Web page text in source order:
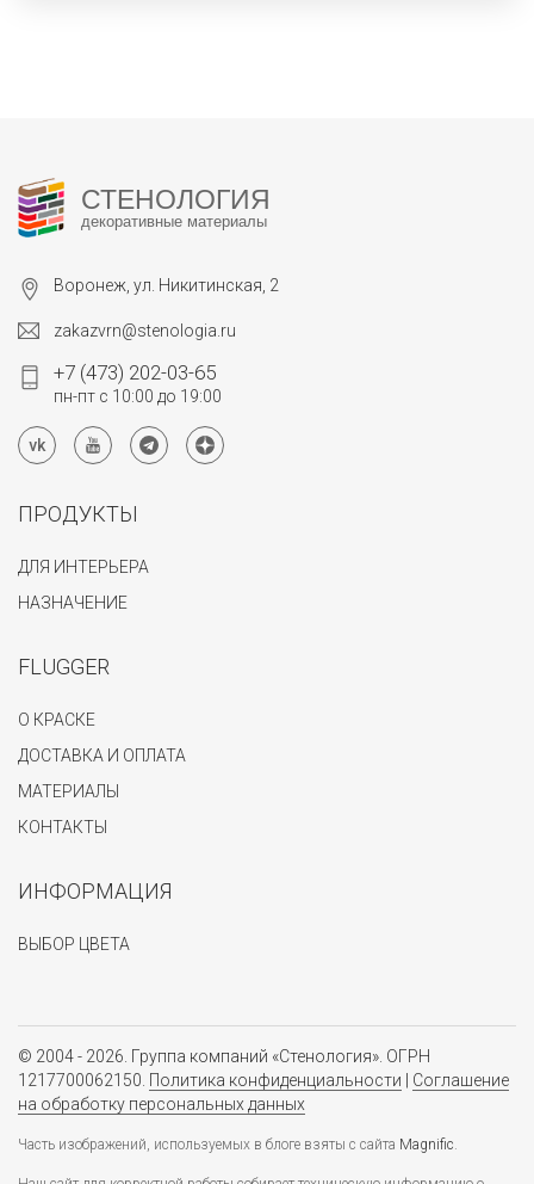
СТЕНОЛОГИЯ
декоративные материалы
Воронеж, ул. Никитинская, 2
zakazvrn@stenologia.ru
+7 (473) 202-03-65
пн-пт с 10:00 до 19:00
ПРОДУКТЫ
ДЛЯ ИНТЕРЬЕРА
НАЗНАЧЕНИЕ
FLUGGER
О КРАСКЕ
ДОСТАВКА И ОПЛАТА
МАТЕРИАЛЫ
КОНТАКТЫ
ИНФОРМАЦИЯ
ВЫБОР ЦВЕТА
© 2004 - 2026. Группа компаний «Стенология». ОГРН
1217700062150. Политика конфиденциальности
Соглашение
на обработку персональных данных
Часть изображений, используемых в блоге взяты с сайта Magnific.